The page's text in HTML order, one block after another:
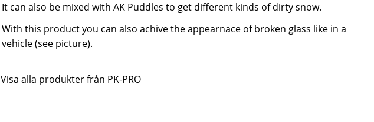
It can also be mixed with AK Puddles to get different kinds of dirty snow.
With this product you can also achive the appearnace of broken glass like in a
vehicle (see picture).
Visa alla produkter från PK-PRO